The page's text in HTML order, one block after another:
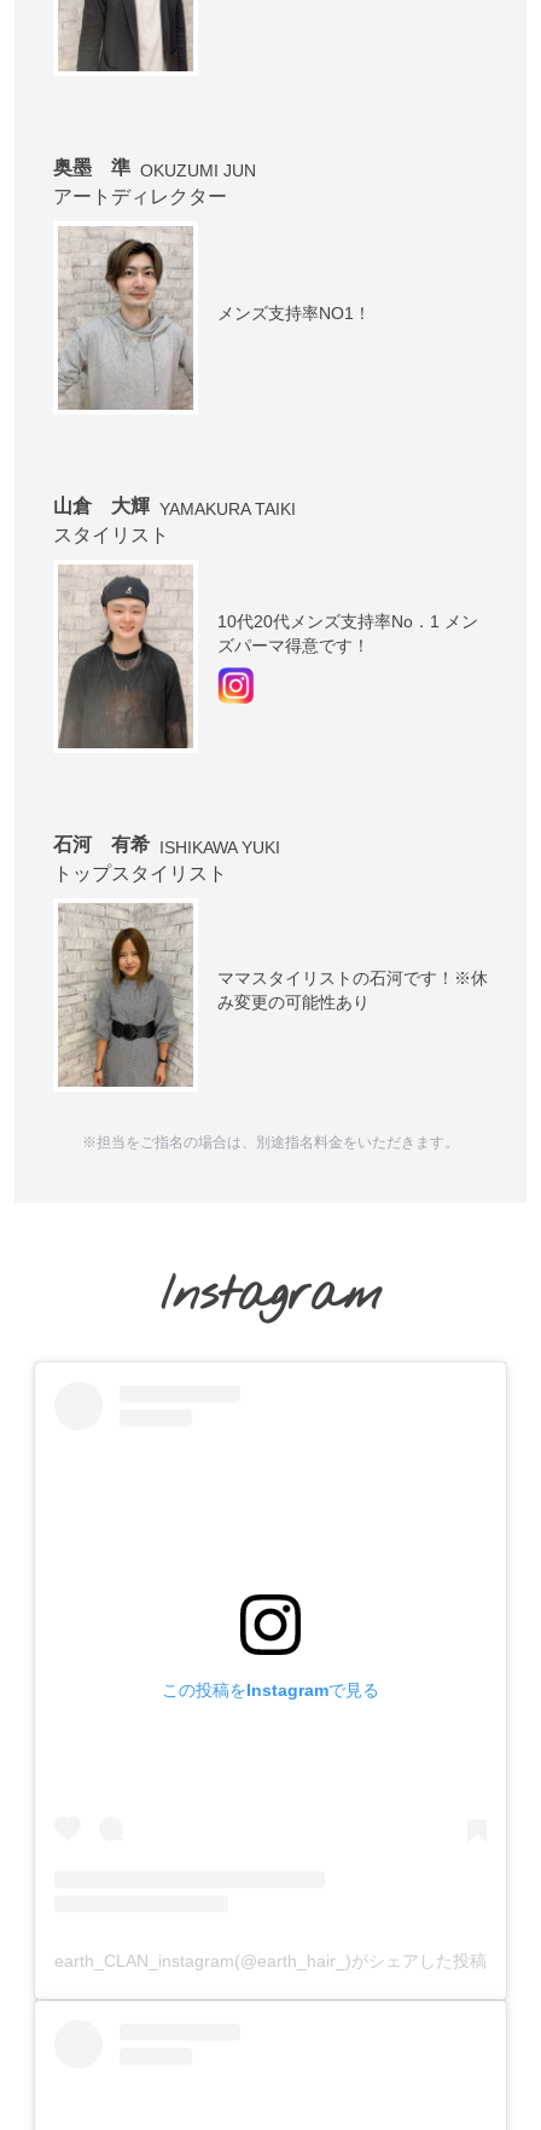
奥墨 準 OKUZUMI JUN
アートディレクター
メンズ支持率NO1！
山倉 大輝 YAMAKURA TAIKI
スタイリスト
10代20代メンズ支持率No．1 メン
ズパーマ得意です！
石河 有希 ISHIKAWA YUKI
トップスタイリスト
ママスタイリストの石河です！※休
み変更の可能性あり
※担当をご指名の場合は、別途指名料金をいただきます。
Instagram
この投稿をInstagramで見る
earth_CLAN_instagram(@earth_hair_)がシェアした投稿